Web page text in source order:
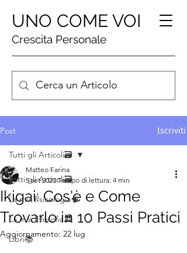
UNO COME VOI
Crescita Personale
Post Iscriviti
Tutti gli Articoli🗃️
La mia Psicologia🧠
La mia Filosofia🏛️
Libri📚
Tutti gli Articoli🗃️
Ikigai: Cos'è e Come
Trovarlo in 10 Passi Pratici
Matteo Farina
5 set 2023 Tempo di lettura: 4 min
Aggiornamento: 22 lug